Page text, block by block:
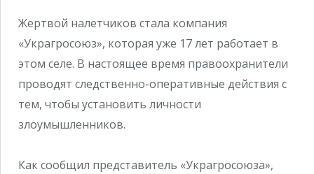
Жертвой налетчиков стала компания
«Украгросоюз», которая уже 17 лет работает в
этом селе. В настоящее время правоохранители
проводят следственно-оперативные действия с
тем, чтобы установить личности
злоумышленников.
Как сообщил представитель «Украгросоюза»,